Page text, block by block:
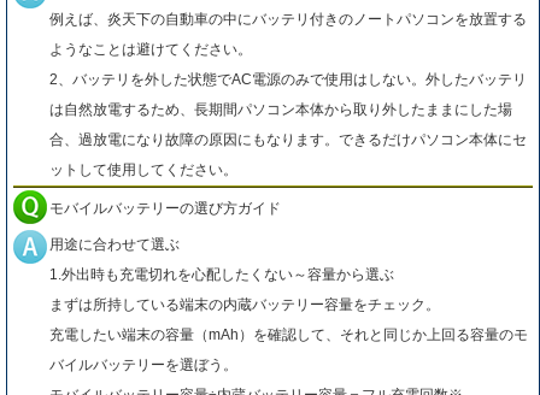
例えば、炎天下の自動車の中にバッテリ付きのノートパソコンを放置する
ようなことは避けてください。
2、バッテリを外した状態でAC電源のみで使用はしない。外したバッテリ
は自然放電するため、長期間パソコン本体から取り外したままにした場
合、過放電になり故障の原因にもなります。できるだけパソコン本体にセ
ットして使用してください。
モバイルバッテリーの選び方ガイド
用途に合わせて選ぶ
1.外出時も充電切れを心配したくない～容量から選ぶ
まずは所持している端末の内蔵バッテリー容量をチェック。
充電したい端末の容量（mAh）を確認して、それと同じか上回る容量のモ
バイルバッテリーを選ぼう。